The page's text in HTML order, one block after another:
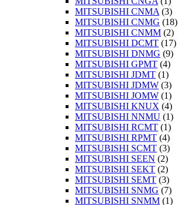
MITSUBISHI CNMA (3)
MITSUBISHI CNMG (18)
MITSUBISHI CNMM (2)
MITSUBISHI DCMT (17)
MITSUBISHI DNMG (9)
MITSUBISHI GPMT (4)
MITSUBISHI JDMT (1)
MITSUBISHI JDMW (3)
MITSUBISHI JOMW (1)
MITSUBISHI KNUX (4)
MITSUBISHI NNMU (1)
MITSUBISHI RCMT (1)
MITSUBISHI RPMT (4)
MITSUBISHI SCMT (3)
MITSUBISHI SEEN (2)
MITSUBISHI SEKT (2)
MITSUBISHI SEMT (3)
MITSUBISHI SNMG (7)
MITSUBISHI SNMM (1)